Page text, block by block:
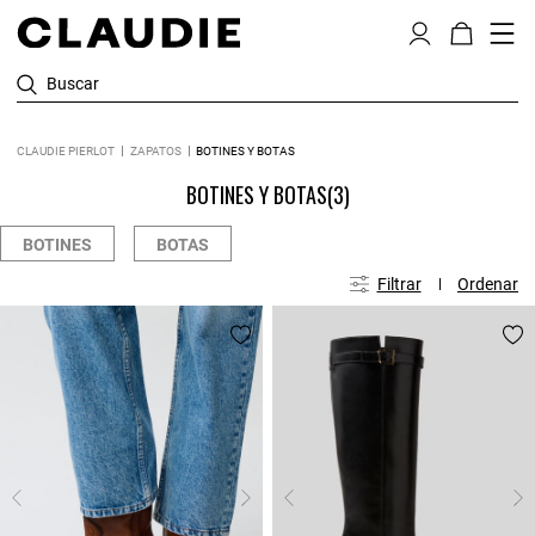
Buscar
CLAUDIE PIERLOT ZAPATOS BOTINES Y BOTAS
BOTINES Y BOTAS(3)
BOTINES BOTAS
Filtrar Ordenar